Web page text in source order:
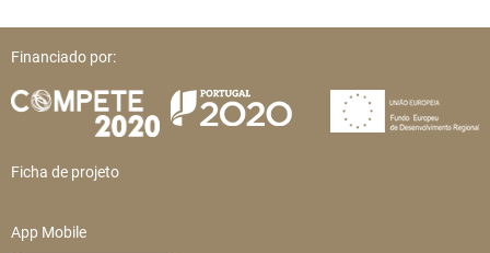
Financiado por:
Ficha de projeto
App Mobile